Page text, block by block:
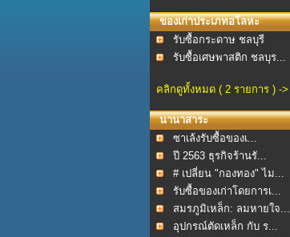
ของเก่าประเภทอโลหะ
รับซื้อกระดาษ ชลบุรี
รับซื้อเศษพาสติก ชลบุร...
คลิกดูทั้งหมด ( 2 รายการ ) ->
นานาสาระ
ซาเล้งรับซื้อของเ...
ปี 2563 ธุรกิจร้านรั...
# เปลี่ยน "กองทอง" ไม...
รับซื้อของเก่าโดยการเ...
สมรภูมิเหล็ก: ลมหายใจ...
อุปกรณ์ตัดเหล็ก กับ ร...